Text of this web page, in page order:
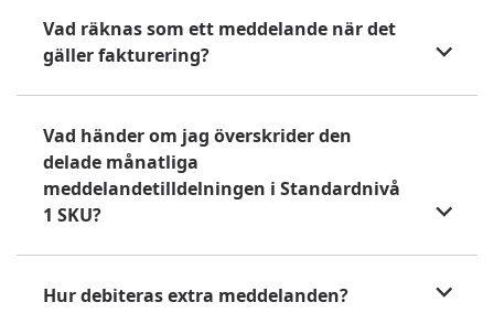
Vad räknas som ett meddelande när det
gäller fakturering?
Vad händer om jag överskrider den
delade månatliga
meddelandetilldelningen i Standardnivå
1 SKU?
Hur debiteras extra meddelanden?